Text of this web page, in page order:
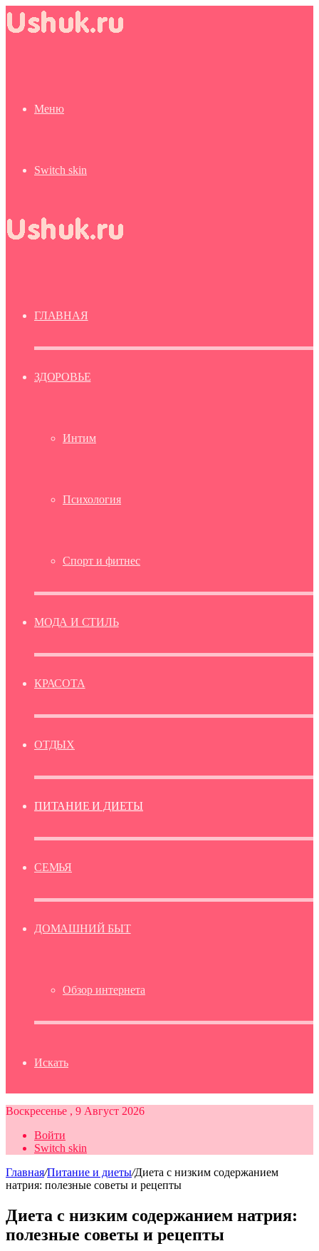
Меню
Switch skin
ГЛАВНАЯ
ЗДОРОВЬЕ
Интим
Психология
Спорт и фитнес
МОДА И СТИЛЬ
КРАСОТА
ОТДЫХ
ПИТАНИЕ И ДИЕТЫ
СЕМЬЯ
ДОМАШНИЙ БЫТ
Обзор интернета
Искать
Воскресенье , 9 Август 2026
Войти
Switch skin
Главная/Питание и диеты/Диета с низким содержанием
натрия: полезные советы и рецепты
Диета с низким содержанием натрия:
полезные советы и рецепты